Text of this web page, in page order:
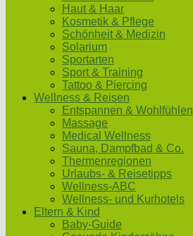
Haut & Haar
Kosmetik & Pflege
Schönheit & Medizin
Solarium
Sportarten
Sport & Training
Tattoo & Piercing
Wellness & Reisen
Entspannen & Wohlfühlen
Massage
Medical Wellness
Sauna, Dampfbad & Co.
Thermenregionen
Urlaubs- & Reisetipps
Wellness-ABC
Wellness- und Kurhotels
Eltern & Kind
Baby-Guide